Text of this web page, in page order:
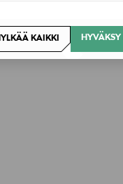
KAIKKI HYVÄKSY